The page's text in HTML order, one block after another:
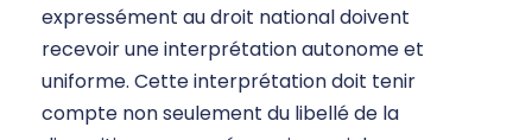
expressément au droit national doivent
recevoir une interprétation autonome et
uniforme. Cette interprétation doit tenir
compte non seulement du libellé de la